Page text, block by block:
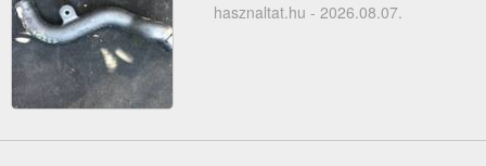
hasznaltat.hu - 2026.08.07.